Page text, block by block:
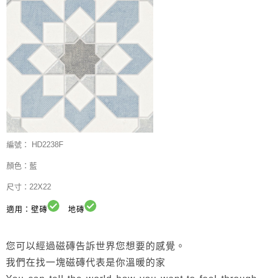
編號： HD2238F
顏色：藍
尺寸：22X22
適用：壁磚 地磚
您可以經過磁磚告訴世界您想要的感覺。
我們在找一塊磁磚代表是你溫暖的家